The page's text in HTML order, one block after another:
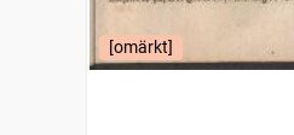
[omärkt]